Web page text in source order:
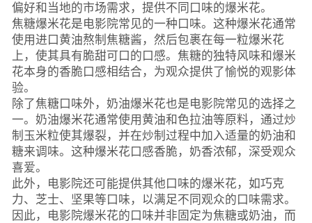
偏好和当地的市场需求，提供不同口味的爆米花。
焦糖爆米花是电影院常见的一种口味。这种爆米花通常
使用进口黄油熬制焦糖酱，然后包裹在每一粒爆米花
上，使其具有脆甜可口的口感。焦糖的独特风味和爆米
花本身的香脆口感相结合，为观众提供了愉悦的观影体
验。
除了焦糖口味外，奶油爆米花也是电影院常见的选择之
一。奶油爆米花通常使用黄油和色拉油等原料，通过炒
制玉米粒使其爆裂，并在炒制过程中加入适量的奶油和
糖来调味。这种爆米花口感香脆，奶香浓郁，深受观众
喜爱。
此外，电影院还可能提供其他口味的爆米花，如巧克
力、芝士、坚果等口味，以满足不同观众的口味需求。
因此，电影院爆米花的口味并非固定为焦糖或奶油，而